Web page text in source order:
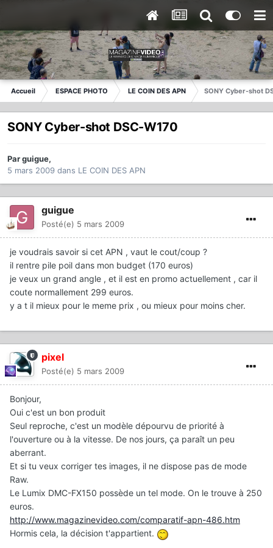
Accueil ESPACE PHOTO LE COIN DES APN SONY Cyber-shot
SONY Cyber-shot DSC-W170
Parguigue,
5 mars 2009 dans LE COIN DES APN
guigue
Posté(e) 5 mars 2009
je voudrais savoir si cet APN , vaut le cout/coup ?
il rentre pile poil dans mon budget (170 euros)
je veux un grand angle , et il est en promo actuellement , car il
coute normallement 299 euros.
y a t il mieux pour le meme prix , ou mieux pour moins cher.
pixel
Posté(e) 5 mars 2009
Bonjour,
Oui c'est un bon produit
Seul reproche, c'est un modèle dépourvu de priorité à
l'ouverture ou à la vitesse. De nos jours, ça paraît un peu
aberrant.
Et si tu veux corriger tes images, il ne dispose pas de mode
Raw.
Le Lumix DMC-FX150 possède un tel mode. On le trouve à 250
euros.
http://www.magazinevideo.com/comparatif-apn-486.htm
Hormis cela, la décision t'appartient.